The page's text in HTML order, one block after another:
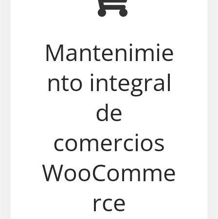
Mantenimie
nto integral
de
comercios
WooComme
rce